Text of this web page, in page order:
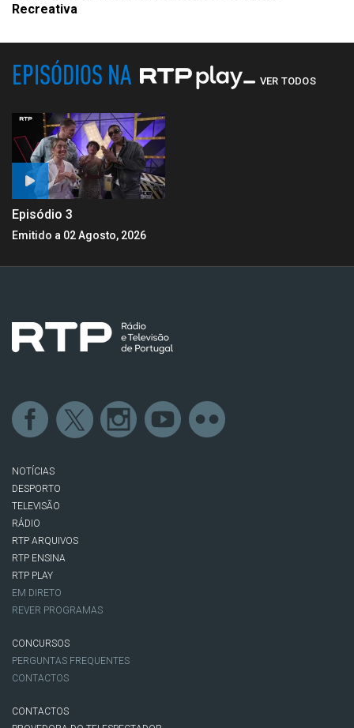
Recreativa
EPISÓDIOS NA VER TODOS
Episódio 3
Emitido a 02 Agosto, 2026
NOTÍCIAS
DESPORTO
TELEVISÃO
RÁDIO
RTP ARQUIVOS
RTP ENSINA
RTP PLAY
EM DIRETO
REVER PROGRAMAS
CONCURSOS
PERGUNTAS FREQUENTES
CONTACTOS
CONTACTOS